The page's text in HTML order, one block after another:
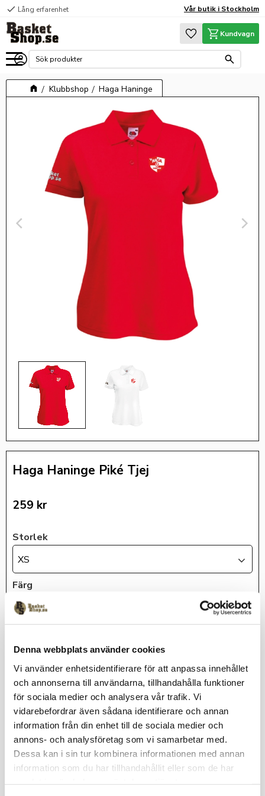
Denna webbplats använder cookies
Vi använder enhetsidentifierare för att anpassa innehållet
och annonserna till användarna, tillhandahålla funktioner
för sociala medier och analysera vår trafik. Vi
vidarebefordrar även sådana identifierare och annan
information från din enhet till de sociala medier och
annons- och analysföretag som vi samarbetar med.
Dessa kan i sin tur kombinera informationen med annan
information som du har tillhandahållit eller som de har
Meny
check Lång erfarenhet Vår butik i Stockholm
Favoriter
Kundvagn
Klubbshop Haga Haninge
Haga Haninge Piké Tjej
259 kr
Storlek
XS
Färg
Röd
KÖP
Lagerstatus
Beställningsvara
Artikelnr
Skön och lättskött tjejpiké med tryckt klubbmärke på vänster
bröst.
Leveranstid: 2-3 veckor för kläder med klubbtryck.